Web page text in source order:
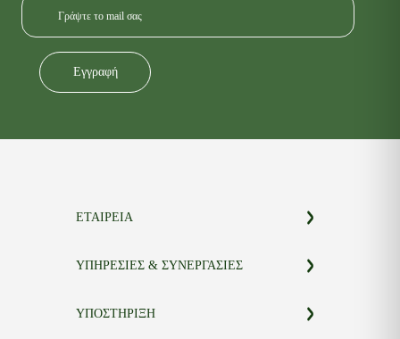
Εγγραφή
ΕΤΑΙΡΕΙΑ
BLOG
ΥΠΗΡΕΣΙΕΣ & ΣΥΝΕΡΓΑΣΙΕΣ
ΣΗΜΕΙΑ ΛΙΑΝΙΚΗΣ ΠΩΛΗΣΗΣ
ΥΠΟΣΤΗΡΙΞΗ